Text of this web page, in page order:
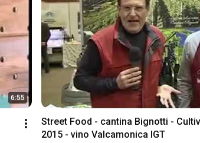
6:55
Street Food - cantina Bignotti -
2015 - vino Valcamonica IGT